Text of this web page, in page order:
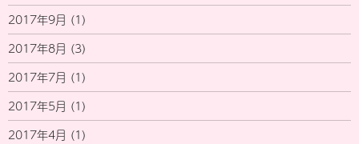
2017年9月 (1)
2017年8月 (3)
2017年7月 (1)
2017年5月 (1)
2017年4月 (1)